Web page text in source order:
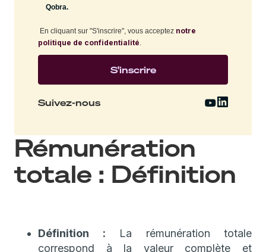
Rémunération
totale : Définition
Définition : La rémunération totale
correspond à la valeur complète et
Qobra.
En cliquant sur "S'inscrire", vous acceptez notre
politique de confidentialité.
Suivez-nous